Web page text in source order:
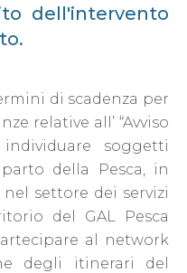
dell'intervento
di scadenza per
relative all’ “Avviso
soggetti
della Pesca, in
settore dei servizi
del GAL Pesca
al network
degli itinerari del